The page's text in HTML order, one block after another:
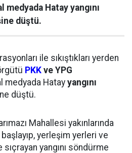
Hatay yangını
düştü.
ile sıkıştıkları yerden
PKK ve YPG
medyada Hatay yangını
düştü.
Mahallesi yakınlarında
yerleşim yerleri ve
yangını söndürme